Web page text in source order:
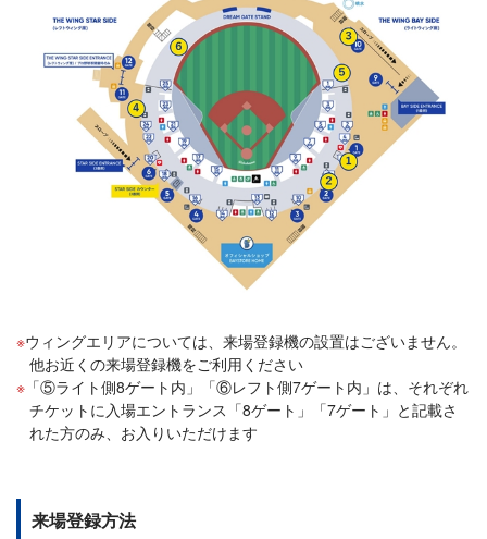
ウィングエリアについては、来場登録機の設置はございません。
他お近くの来場登録機をご利用ください
「⑤ライト側8ゲート内」「⑥レフト側7ゲート内」は、それぞれ
チケットに入場エントランス「8ゲート」「7ゲート」と記載さ
れた方のみ、お入りいただけます
来場登録方法